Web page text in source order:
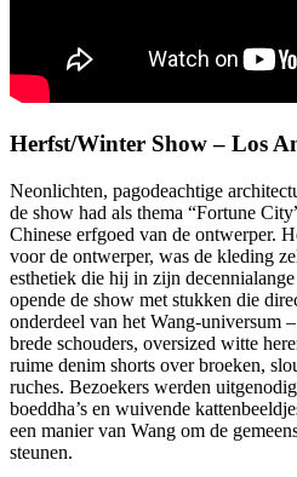
Herfst/Winter Show – Los
Neonlichten, pagodeachtige
de show had als thema “Fortune
Chinese erfgoed van de ontwerper.
voor de ontwerper, was de kleding
esthetiek die hij in zijn
opende de show met stukken die
onderdeel van het Wang-universum
brede schouders, oversized witte
ruime denim shorts over broeken,
ruches. Bezoekers werden
boeddha’s en wuivende
een manier van Wang om de
steunen.